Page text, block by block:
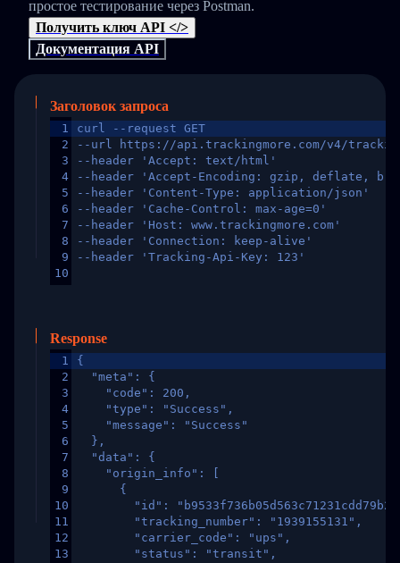
простое тестирование через Postman.
Получить ключ API </>
Документация API
Заголовок запроса
1
2
3
4
5
6
7
8
9
10
curl --request GET
--url https://api.trackingmore.com/v4/trackings/
--header 'Accept: text/html'
--header 'Accept-Encoding: gzip, deflate,
--header 'Content-Type: application/json'
--header 'Cache-Control: max-age=0'
--header 'Host: www.trackingmore.com'
--header 'Connection: keep-alive'
--header 'Tracking-Api-Key: 123'
Response
1
2
3
4
5
6
7
8
9
10
11
12
13
{
  "meta": {
    "code": 200,
    "type": "Success",
    "message": "Success"
  },
  "data": {
    "origin_info": [
      {
"id":
        "tracking_number": "1939155131",
        "carrier_code": "ups",
        "status": "transit",